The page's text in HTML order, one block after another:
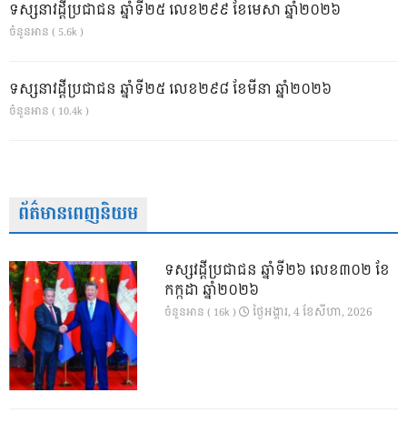
ទស្សនាវដ្ដីប្រជាជន ឆ្នាំទី២៥ លេខ២៩៩ ខែមេសា ឆ្នាំ២០២៦
ចំនួនអាន ( 5.6k )
ទស្សនាវដ្ដីប្រជាជន ឆ្នាំទី២៥ លេខ២៩៨ ខែមីនា ឆ្នាំ២០២៦
ចំនួនអាន ( 10.4k )
ព័ត៌មានពេញនិយម
ទស្សវដ្តីប្រជាជន ឆ្នាំទី២៦ លេខ៣០២ ខែ
កក្កដា ឆ្នាំ២០២៦
ចំនួនអាន ( 16k ) ថ្ងៃ​អង្គារ, 4 ខែ​សីហា, 2026